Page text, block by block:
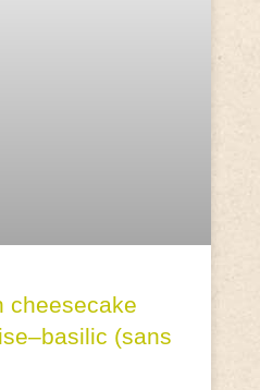
cheesecake
(sans